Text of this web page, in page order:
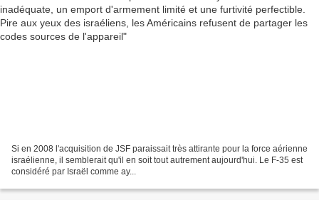
Si en 2008 l'acquisition de JSF paraissait très attirante pour la force aérienne
israélienne, il semblerait qu'il en soit tout autrement aujourd'hui. Le F-35 est
considéré par Israël comme ay...